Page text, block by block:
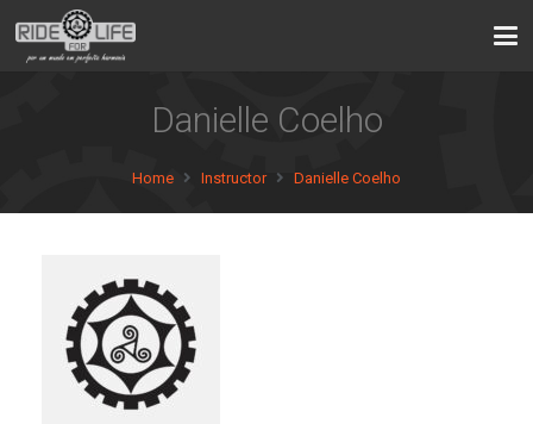
Danielle Coelho
Home Instructor Danielle Coelho